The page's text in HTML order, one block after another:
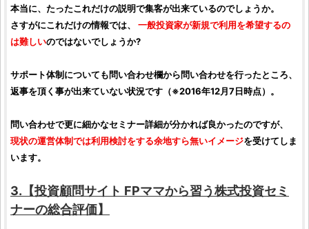
本当に、たったこれだけの説明で集客が出来ているのでしょうか。
さすがにこれだけの情報では、 一般投資家が新規で利用を希望するの
は難しいのではないでしょうか?
サポート体制についても問い合わせ欄から問い合わせを行ったところ、
返事を頂く事が出来ていない状況です（※2016年12月7日時点）。
問い合わせで更に細かなセミナー詳細が分かれば良かったのですが、
現状の運営体制では利用検討をする余地すら無いイメージを受けてしま
います。
3.【投資顧問サイト FPママから習う株式投資セミ
ナーの総合評価】